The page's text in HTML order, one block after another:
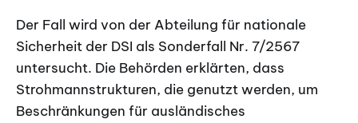
Der Fall wird von der Abteilung für nationale
Sicherheit der DSI als Sonderfall Nr. 7/2567
untersucht. Die Behörden erklärten, dass
Strohmannstrukturen, die genutzt werden, um
Beschränkungen für ausländisches